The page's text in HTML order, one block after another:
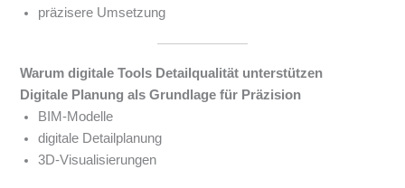
präzisere Umsetzung
Warum digitale Tools Detailqualität unterstützen
Digitale Planung als Grundlage für Präzision
BIM-Modelle
digitale Detailplanung
3D-Visualisierungen